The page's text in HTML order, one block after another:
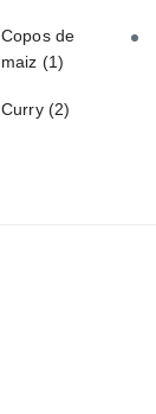
Copos de
maiz (1)
Curry (2)